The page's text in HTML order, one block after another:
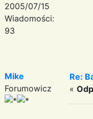
2005/07/15
Wiadomości:
93
Mike
Forumowicz
Re:
«